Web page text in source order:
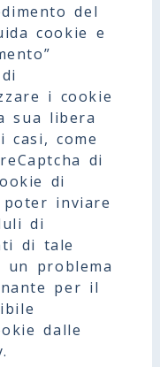
del
cookie e
i cookie
sua libera
casi, come
di
di
inviare
di
di tale
problema
per il
dalle